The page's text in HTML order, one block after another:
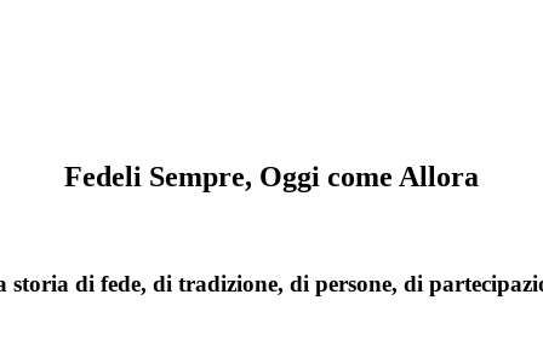
Fedeli Sempre, Oggi come Allora
storia di fede, di tradizione, di persone, di